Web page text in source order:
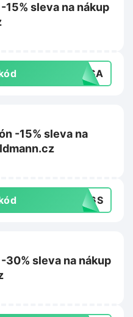
sleva na nákup
5ASA
-15% sleva na
DW6S
30% sleva na nákup